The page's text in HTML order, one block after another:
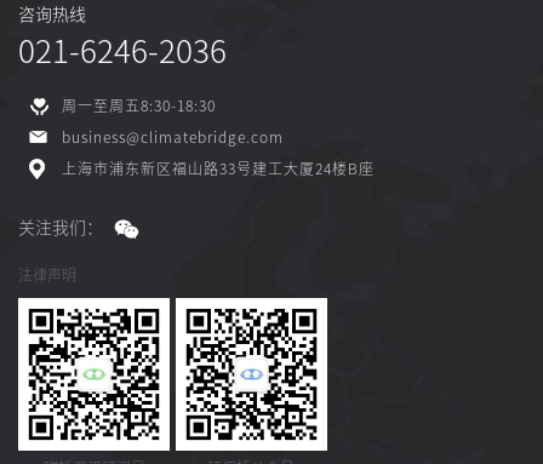
咨询热线
021-6246-2036
周一至周五8:30-18:30
business@climatebridge.com
上海市浦东新区福山路33号建工大厦24楼B座
关注我们：
法律声明